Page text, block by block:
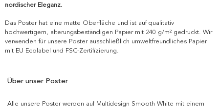
nordischer Eleganz.
Das Poster hat eine matte Oberfläche und ist auf qualitativ
hochwertigem, alterungsbeständigen Papier mit 240 g/m² gedruckt. Wir
verwenden für unsere Poster ausschließlich umweltfreundliches Papier
mit EU Ecolabel und FSC-Zertifizierung.
Über unser Poster
Alle unsere Poster werden auf Multidesign Smooth White mit einem